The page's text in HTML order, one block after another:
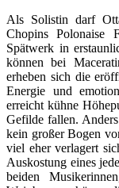
Als Solistin darf
Chopins Polonaise
Spätwerk in
können bei
erheben sich die
Energie und
erreicht kühne
Gefilde fallen.
kein großer Bogen
viel eher verlagert
Auskostung eines
beiden